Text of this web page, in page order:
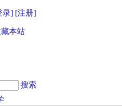
录] [注册]
本站
搜索